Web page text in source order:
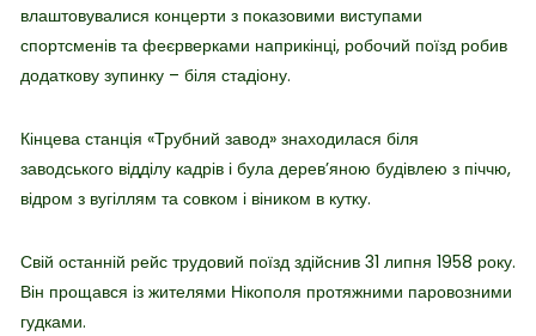
влаштовувалися концерти з показовими виступами
спортсменів та феєрверками наприкінці, робочий поїзд робив
додаткову зупинку – біля стадіону.
Кінцева станція «Трубний завод» знаходилася біля
заводського відділу кадрів і була дерев’яною будівлею з піччю,
відром з вугіллям та совком і віником в кутку.
Свій останній рейс трудовий поїзд здійснив 31 липня 1958 року.
Він прощався із жителями Нікополя протяжними паровозними
гудками.